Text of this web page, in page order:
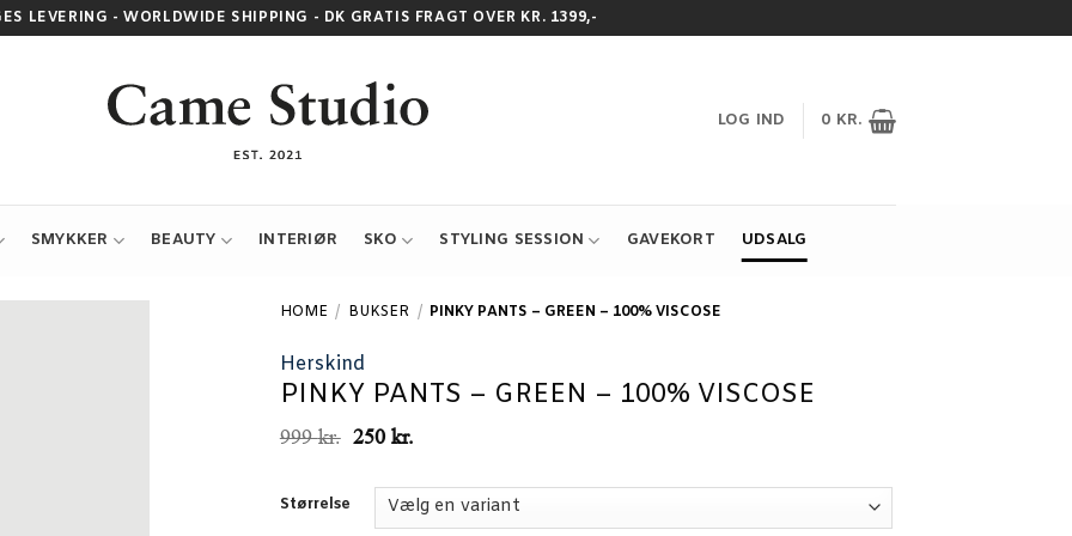
LEVERING - WORLDWIDE SHIPPING - DK GRATIS FRAGT OVER KR. 1399,-
LOG IND 0 KR.
SMYKKER BEAUTY INTERIØR SKO STYLING SESSION GAVEKORT UDSALG
HOME / BUKSER / PINKY PANTS – GREEN – 100% VISCOSE
Herskind
PINKY PANTS – GREEN – 100% VISCOSE
999kr. Den
250kr.
er:
250 kr..
Størrelse